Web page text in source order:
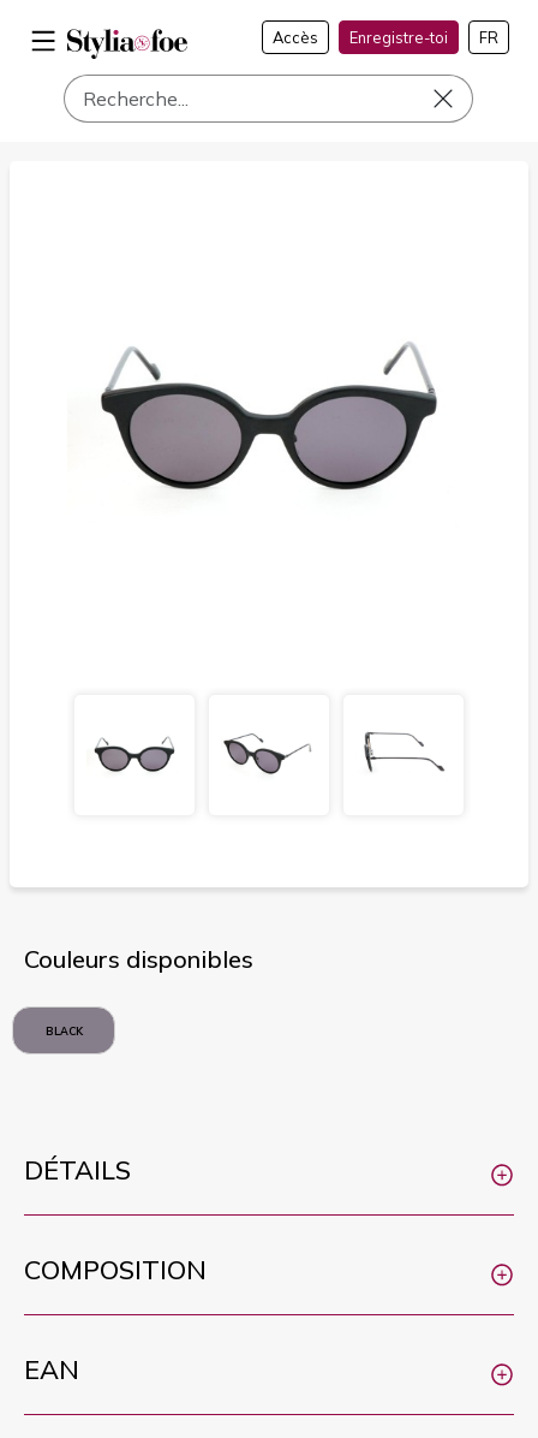
Accès Enregistre-toi FR
Couleurs disponibles
BLACK
DÉTAILS
COMPOSITION
EAN